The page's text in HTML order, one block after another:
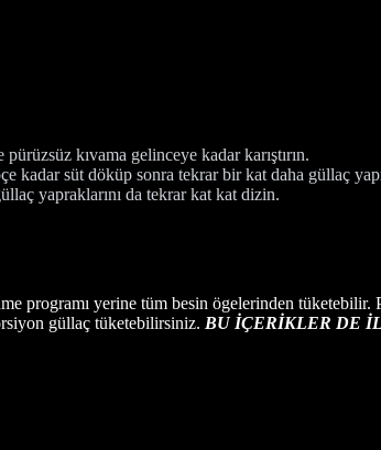
kıvama gelinceye kadar karıştırın.
kadar süt döküp sonra tekrar bir kat daha güllaç
yapraklarını da tekrar kat kat dizin.
programı yerine tüm besin ögelerinden
güllaç tüketebilirsiniz. BU İÇERİKLER DE